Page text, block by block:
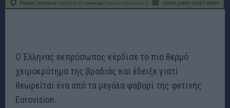
Ο Έλληνας εκπρόσωπος κέρδισε το πιο θερμό
χειροκρότημα της βραδιάς και έδειξε γιατί
θεωρείται ένα από τα μεγάλα φαβορί της φετινής
Eurovision.